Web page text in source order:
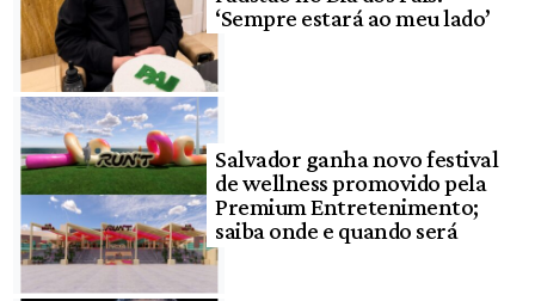
‘Sempre estará ao meu lado’
Salvador ganha novo festival
de wellness promovido pela
Premium Entretenimento;
saiba onde e quando será